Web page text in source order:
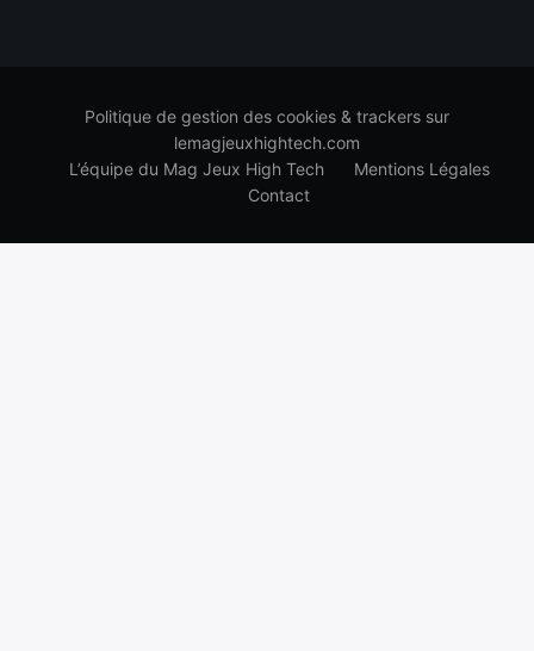
Politique de gestion des cookies & trackers sur
lemagjeuxhightech.com
L’équipe du Mag Jeux High Tech
Mentions Légales
Contact